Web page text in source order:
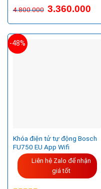
4.800.000 3.360.000
-48%
Khóa điện tử tự động Bosch
FU750 EU App Wifi
Liên hệ Zalo để nhận
giá tốt